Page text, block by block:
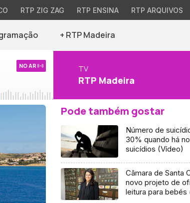
RTP ZIG ZAG RTP ENSINA RTP ARQUIVOS
+ RTP Madeira
NO AR TV
RTP Madeira
Pode também gostar
Número de
30% quando há
suicídios (Vídeo)
Câmara de Santa
novo projeto de
leitura para bebés